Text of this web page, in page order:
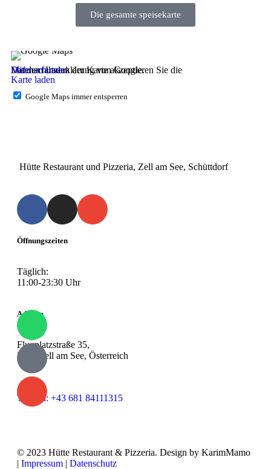
Die gesamte speisekarte
Mit dem Laden der Karte akzeptieren Sie die Datenschutzerklärung von Google.
Mehr erfahren
Karte laden
Google Maps immer entsperren
Hütte Restaurant und Pizzeria, Zell am See, Schüttdorf
Öffnungszeiten
Täglich:
11:00-23:30 Uhr
Adresse
Flugplatzstraße 35,
5700 Zell am See, Österreich
Telefon: +43 681 84111315
© 2023 Hütte Restaurant & Pizzeria. Design by KarimMamo
| Impressum | Datenschutz